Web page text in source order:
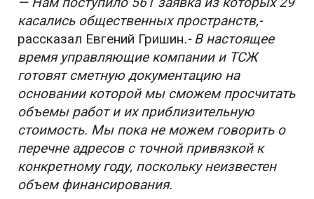
касались общественных пространств,-
рассказал Евгений Гришин.- В настоящее
время управляющие компании и ТСЖ
готовят сметную документацию на
основании которой мы сможем просчитать
объемы работ и их приблизительную
стоимость. Мы пока не можем говорить о
перечне адресов с точной привязкой к
конкретному году, поскольку неизвестен
объем финансирования.